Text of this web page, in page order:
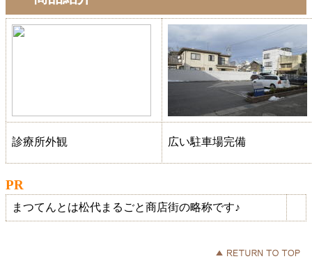
診療所外観 広い駐車場完備
PR
まつてんとは松代まるごと商店街の略称です♪